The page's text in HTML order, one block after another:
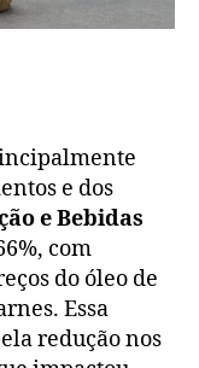
e dos
e Bebidas
com
do óleo de
Essa
redução nos